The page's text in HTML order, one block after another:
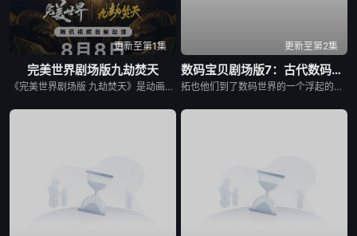
更新至第1集
​完美世界剧场版九劫焚天​
《完美世界剧场版 九劫焚天》是动画《完美世界》的第二部剧场版作品。 故事聚焦仙古纪元终极之战。祖祭灵柳神挺身而出，率众寻求希望。 荒天帝石昊以一滴真血化作分身，逆转时空降临仙古，在生死与共中寻求根除黑暗的终极之法。 黑暗大劫降下，仙古终章，悲壮奏响！
更新至第2集
数码宝贝剧场版7：古代数码兽复活
拓也他们到了数码世界的一个浮起的岛，这个岛上的人型数码精灵和兽型是完全对立的，人型的数码精灵帮助了拓也、友树和纯平，而兽型的数码精灵则协助辉二和泉，拓也和辉二竟就此打起上来，后来因其它数码精灵哭了起来而停此。人型的剑道兽，与兽型的小熊兽是好朋友，他们说起洞穴里有古代的数码精灵，认为如果仍然存在的，必定可解救这个岛。两种型态再次战争，拓也进化成炎龙兽......